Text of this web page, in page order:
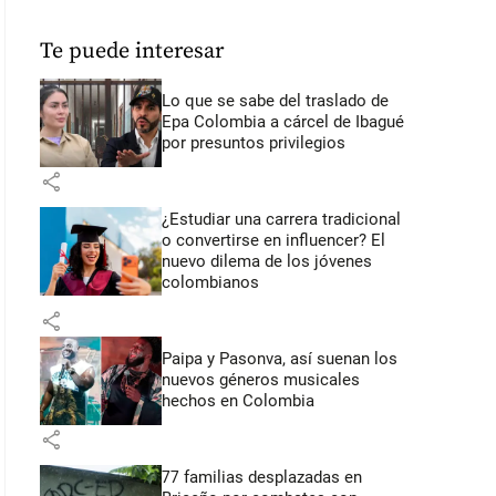
Te puede interesar
Lo que se sabe del traslado de
Epa Colombia a cárcel de Ibagué
por presuntos privilegios
share
¿Estudiar una carrera tradicional
o convertirse en influencer? El
nuevo dilema de los jóvenes
colombianos
share
Paipa y Pasonva, así suenan los
nuevos géneros musicales
hechos en Colombia
share
77 familias desplazadas en